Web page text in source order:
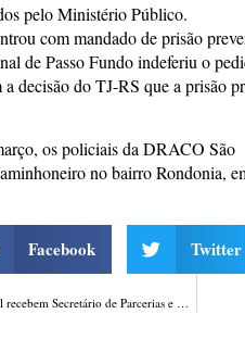
pelo Ministério Público.
com mandado de prisão
de Passo Fundo indeferiu o
decisão do TJ-RS que a prisão
os policiais da DRACO São
no bairro Rondonia,
Facebook Twitter
Lideranças do Instituto Aliança Empresarial recebem Secretário de Parcerias e Concessões do RS